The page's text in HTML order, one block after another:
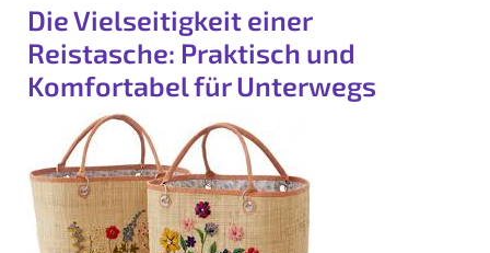
Die Vielseitigkeit einer
Reistasche: Praktisch und
Komfortabel für Unterwegs